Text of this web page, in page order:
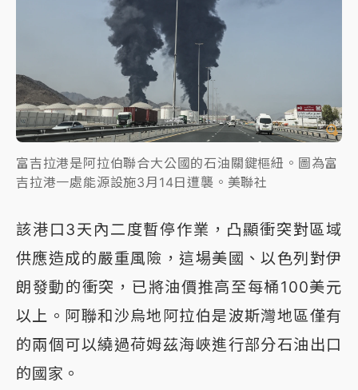
富吉拉港是阿拉伯聯合大公國的石油關鍵樞紐。圖為富
吉拉港一處能源設施3月14日遭襲。美聯社
該港口3天內二度暫停作業，凸顯衝突對區域
供應造成的嚴重風險，這場美國、以色列對伊
朗發動的衝突，已將油價推高至每桶100美元
以上。阿聯和沙烏地阿拉伯是波斯灣地區僅有
的兩個可以繞過荷姆茲海峽進行部分石油出口
的國家。